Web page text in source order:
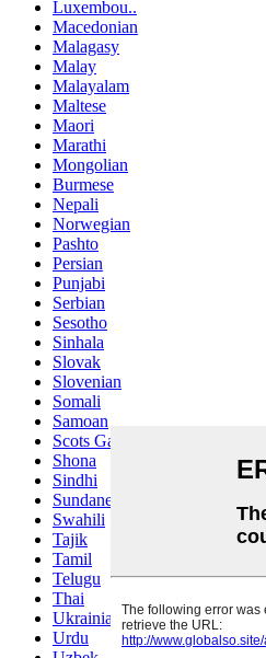
Luxembou..
Macedonian
Malagasy
Malay
Malayalam
Maltese
Maori
Marathi
Mongolian
Burmese
Nepali
Norwegian
Pashto
Persian
Punjabi
Serbian
Sesotho
Sinhala
Slovak
Slovenian
Somali
Samoan
Scots Gaelic
Shona
Sindhi
Sundanese
Swahili
Tajik
Tamil
Telugu
Thai
Ukrainian
Urdu